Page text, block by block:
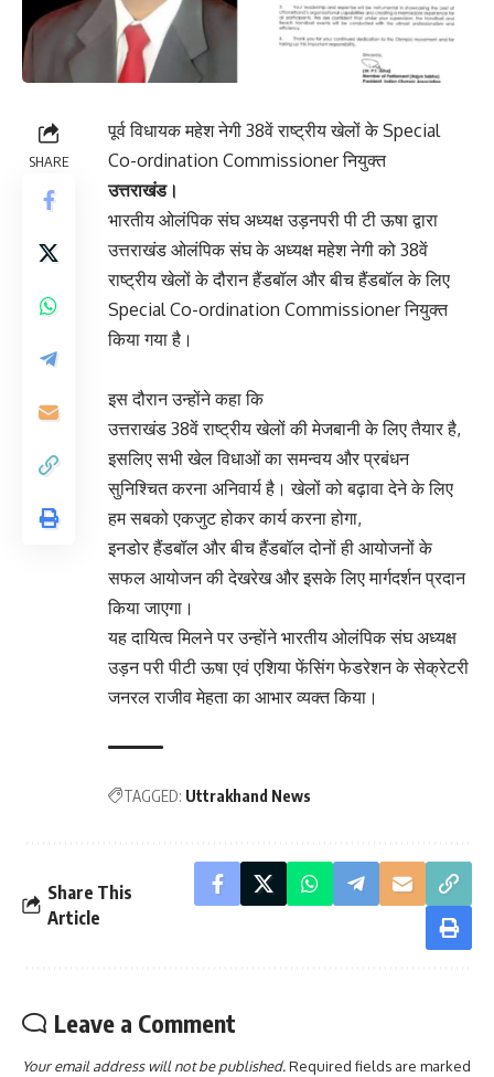
SHARE
पूर्व विधायक महेश नेगी 38वें राष्ट्रीय खेलों के Special
Co-ordination Commissioner नियुक्त
उत्तराखंड।
भारतीय ओलंपिक संघ अध्यक्ष उड़नपरी पी टी ऊषा द्वारा
उत्तराखंड ओलंपिक संघ के अध्यक्ष महेश नेगी को 38वें
राष्ट्रीय खेलों के दौरान हैंडबॉल और बीच हैंडबॉल के लिए
Special Co-ordination Commissioner नियुक्त
किया गया है।
इस दौरान उन्होंने कहा कि
उत्तराखंड 38वें राष्ट्रीय खेलों की मेजबानी के लिए तैयार है,
इसलिए सभी खेल विधाओं का समन्वय और प्रबंधन
सुनिश्चित करना अनिवार्य है। खेलों को बढ़ावा देने के लिए
हम सबको एकजुट होकर कार्य करना होगा,
इनडोर हैंडबॉल और बीच हैंडबॉल दोनों ही आयोजनों के
सफल आयोजन की देखरेख और इसके लिए मार्गदर्शन प्रदान
किया जाएगा।
यह दायित्व मिलने पर उन्होंने भारतीय ओलंपिक संघ अध्यक्ष
उड़न परी पीटी ऊषा एवं एशिया फेंसिंग फेडरेशन के सेक्रेटरी
जनरल राजीव मेहता का आभार व्यक्त किया।
TAGGED: Uttrakhand News
Share This
Article
Leave a Comment
Your email address will not be published.Required fields are marked